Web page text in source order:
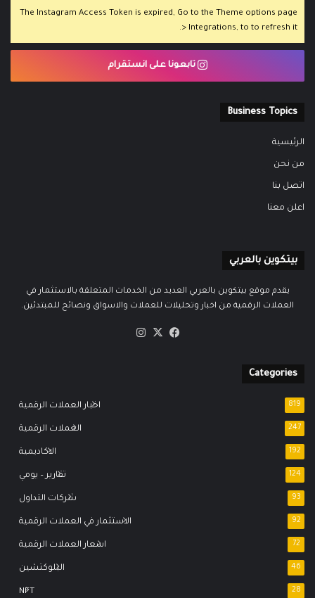
The Instagram Access Token is expired, Go to the Theme options page
> Integrations, to to refresh it.
تابعونا على انستقرام
Business Topics
الرئيسية
من نحن
اتصل بنا
اعلن معنا
بيتكوين بالعربي
يقدم موقع بيتكوين بالعربي العديد من الخدمات المتعلقة بالاستثمار في
العملات الرقمية من اخبار وتحليلات للعملات والاسواق ونصائح للمبتدئين.
فيسبوك
‫X
Categories
اخبار العملات الرقمية 819
العملات الرقمية 247
الاكاديمية 192
تقارير – يومي 124
شركات التداول 93
الاستثمار في العملات الرقمية 92
اسعار العملات الرقمية 72
البلوكتشين 46
NFT 28